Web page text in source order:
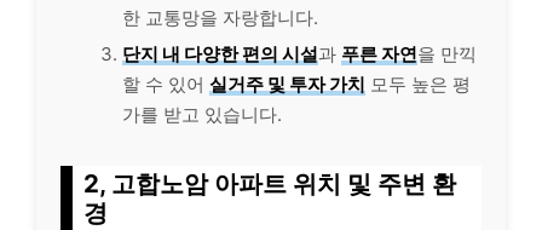
한 교통망을 자랑합니다.
단지 내 다양한 편의 시설과 푸른 자연을 만끽
할 수 있어 실거주 및 투자 가치 모두 높은 평
가를 받고 있습니다.
2, 고합노암 아파트 위치 및 주변 환
경